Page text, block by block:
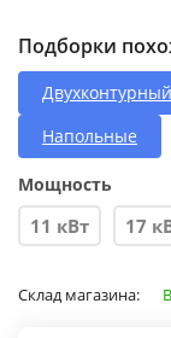
Подборки
Двухконтурный
Напольные
Мощность
11 кВт 17
Склад магазина: